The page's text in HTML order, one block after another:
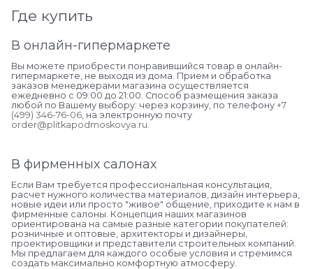
Где купить
В онлайн-гипермаркете
Вы можете приобрести понравившийся товар в онлайн-
гипермаркете, не выходя из дома. Прием и обработка
заказов менеджерами магазина осуществляется
ежедневно с 09:00 до 21:00. Способ размещения заказа
любой по Вашему выбору: через корзину, по телефону +7
(499) 346-76-06 , на электронную почту
order@plitkapodmoskovya.ru
В фирменных салонах
Если Вам требуется профессиональная консультация,
расчет нужного количества материалов, дизайн интерьера,
новые идеи или просто "живое" общение, приходите к нам в
фирменные салоны. Концепция наших магазинов
ориентирована на самые разные категории покупателей:
розничные и оптовые, архитекторы и дизайнеры,
проектировщики и представители строительных компаний.
Мы предлагаем для каждого особые условия и стремимся
создать максимально комфортную атмосферу.